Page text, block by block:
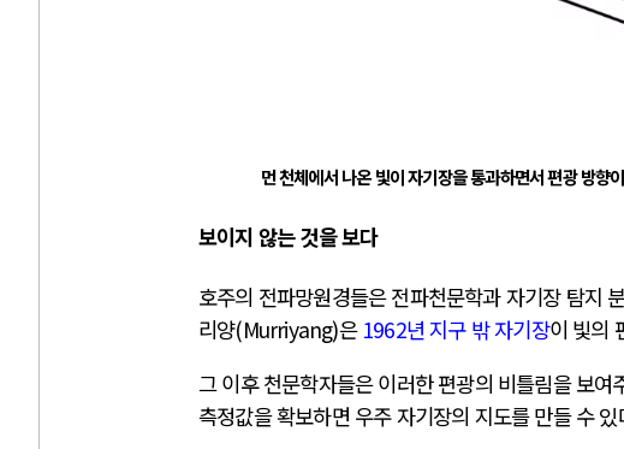
먼 천체에서 나온 빛이 자기장을 통과하면서 편광 방향
보이지 않는 것을 보다
호주의 전파망원경들은 전파천문학과 자기장 탐지
리양(Murriyang)은 1962년 지구 밖 자기장이 빛의
그 이후 천문학자들은 이러한 편광의 비틀림을 보
측정값을 확보하면 우주 자기장의 지도를 만들 수 있